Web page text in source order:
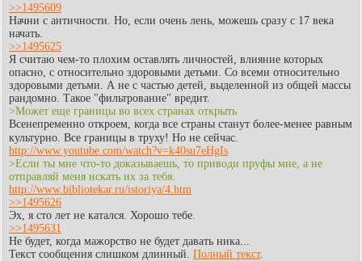
>>1495609
Начни с античности. Но, если очень лень, можешь сразу с 17 века
начать.
>>1495625
Я считаю чем-то плохим оставлять личностей, влияние которых
опасно, с относительно здоровыми детьми. Со всеми относительно
здоровыми детьми. А не с частью детей, выделенной из общей массы
рандомно. Такое "фильтрование" вредит.
>Может еще границы во всех странах открыть
Всенепременно откроем, когда все страны станут более-менее равным
культурно. Все границы в труху! Но не сейчас.
http://www.youtube.com/watch?v=k40su7eHgIs
>Если ты мне что-то доказываешь, то приводи пруфы мне, а не
отправляй меня искать их за тебя.
http://www.bibliotekar.ru/istoriya/4.htm
>>1495626
Эх, я сто лет не катался. Хорошо тебе.
>>1495631
Не будет, когда мажорство не будет давать ника...
Текст сообщения слишком длинный. Полный текст.